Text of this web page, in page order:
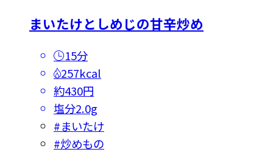
まいたけとしめじの甘辛炒め
15分
257kcal
約430円
塩分2.0g
#まいたけ
#炒めもの